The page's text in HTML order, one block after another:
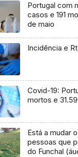
Portugal com
casos e 191
de maio
Incidência e
Covid-19:
mortos e
Está a mudar
pessoas que
do Funchal